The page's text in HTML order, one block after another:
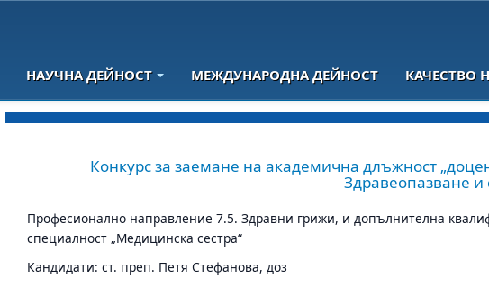
НАУЧНА ДЕЙНОСТ МЕЖДУНАРОДНА ДЕЙНОСТ КАЧЕСТВО
Конкурс за заемане на академична длъжност
Здравеопазване и
Професионално направление 7.5. Здравни грижи, и допълнителна
специалност „Медицинска сестра“
Кандидати: ст. преп. Петя Стефанова, доз